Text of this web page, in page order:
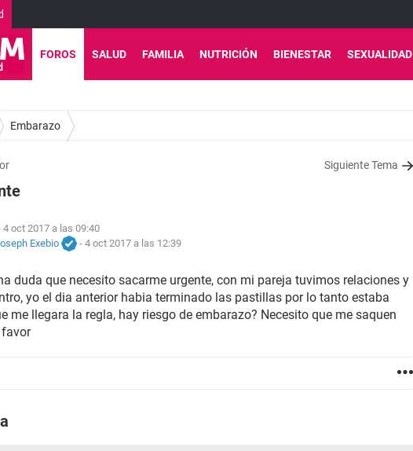
FOROS SALUD FAMILIA NUTRICIÓN BIENESTAR SEXUALIDAD
Embarazo
Siguiente Tema
4 oct 2017 a las 09:40
Exebio
- 4 oct 2017 a las 12:39
duda que necesito sacarme urgente, con mi pareja tuvimos relaciones y
yo el dia anterior habia terminado las pastillas por lo tanto estaba
me llegara la regla, hay riesgo de embarazo? Necesito que me saquen